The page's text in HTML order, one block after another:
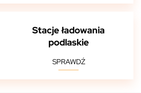
Stacje ładowania
podlaskie
SPRAWDŹ